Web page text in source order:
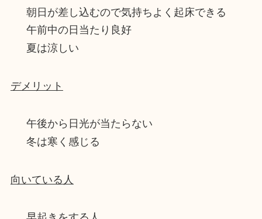
朝日が差し込むので気持ちよく起床できる
午前中の日当たり良好
夏は涼しい
デメリット
午後から日光が当たらない
冬は寒く感じる
向いている人